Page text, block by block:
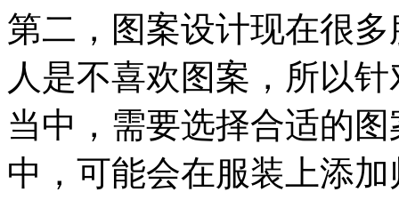
第二，图案设计现在很
人是不喜欢图案，所以
当中，需要选择合适的
中，可能会在服装上添